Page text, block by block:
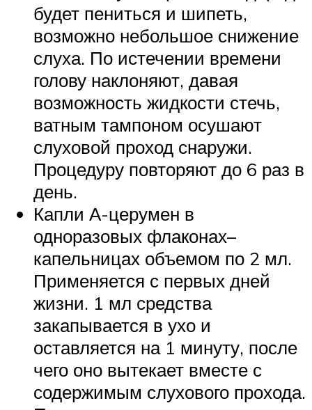
будет пениться и шипеть,
возможно небольшое снижение
слуха. По истечении времени
голову наклоняют, давая
возможность жидкости стечь,
ватным тампоном осушают
слуховой проход снаружи.
Процедуру повторяют до 6 раз в
день.
Капли А-церумен в
одноразовых флаконах–
капельницах объемом по 2 мл.
Применяется с первых дней
жизни. 1 мл средства
закапывается в ухо и
оставляется на 1 минуту, после
чего оно вытекает вместе с
содержимым слухового прохода.